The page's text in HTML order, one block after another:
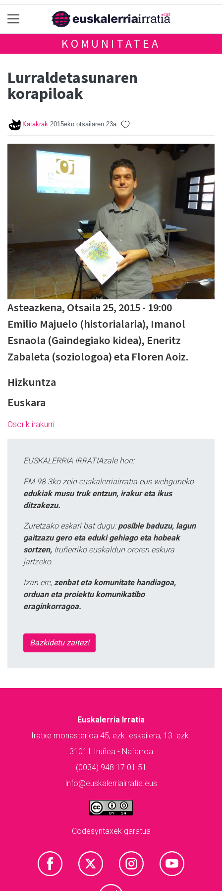
KOMUNITATEA
Lurraldetasunaren
korapiloak
Katakrak 2015eko otsailaren 23a
Asteazkena, Otsaila 25, 2015 - 19:00
Emilio Majuelo (historialaria), Imanol
Esnaola (Gaindegiako kidea), Eneritz
Zabaleta (soziologoa) eta Floren Aoiz.
Hizkuntza
Euskara
Osorik irakurri
EUSKALERRIA IRRATIAzale hori:
FM 98.3ko zein euskalerriairratia.eus webguneko
edukiak musu truk entzun, irakur eta ikus
ditzakezu.
Zuretzako eskari bat dugu: posible baduzu, lagun
gaitzazu gero eta eduki gehiago eta hobeak
sortzen, Iruñerriko euskaldun ororen eskura
jartzeko.
Izan ere, zenbat eta komunitate handiagoa,
orduan eta proiektu komunikatibo
eraginkorragoa.
Bazkidetu zaitez!
Euskalerria Irratia
Iratxe monasterioa 45, ezk. eskailera, 13. ezk.
31011 Iruñea - Nafarroa
(0034) 948 17 01 51
info@euskalerriairratia.eus
Codesyntaxek garatua